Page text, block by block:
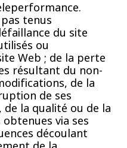
tenus
du site
ou
Web ; de la perte
résultant du non-
de la
de ses
de la qualité ou de la
via ses
découlant